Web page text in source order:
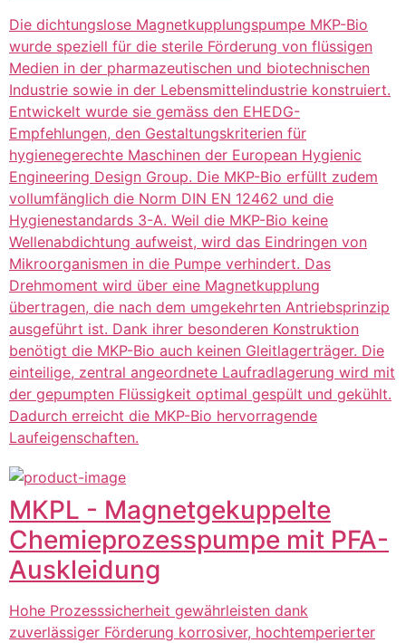
Die dichtungslose Magnetkupplungspumpe MKP-Bio
wurde speziell für die sterile Förderung von flüssigen
Medien in der pharmazeutischen und biotechnischen
Industrie sowie in der Lebensmittelindustrie konstruiert.
Entwickelt wurde sie gemäss den EHEDG-
Empfehlungen, den Gestaltungskriterien für
hygienegerechte Maschinen der European Hygienic
Engineering Design Group. Die MKP-Bio erfüllt zudem
vollumfänglich die Norm DIN EN 12462 und die
Hygienestandards 3-A. Weil die MKP-Bio keine
Wellenabdichtung aufweist, wird das Eindringen von
Mikroorganismen in die Pumpe verhindert. Das
Drehmoment wird über eine Magnetkupplung
übertragen, die nach dem umgekehrten Antriebsprinzip
ausgeführt ist. Dank ihrer besonderen Konstruktion
benötigt die MKP-Bio auch keinen Gleitlagerträger. Die
einteilige, zentral angeordnete Laufradlagerung wird mit
der gepumpten Flüssigkeit optimal gespült und gekühlt.
Dadurch erreicht die MKP-Bio hervorragende
Laufeigenschaften.
MKPL - Magnetgekuppelte
Chemieprozesspumpe mit PFA-
Auskleidung
Hohe Prozesssicherheit gewährleisten dank
zuverlässiger Förderung korrosiver, hochtemperierter